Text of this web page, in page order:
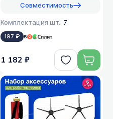
Совместимость
Комплектация шт.: 7
197 ₽ в
1 182 ₽